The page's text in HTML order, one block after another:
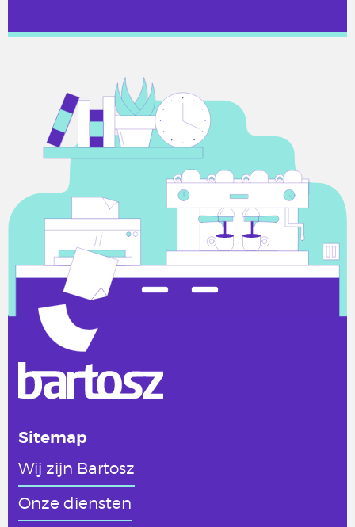
Sitemap
Wij zijn Bartosz
Onze diensten